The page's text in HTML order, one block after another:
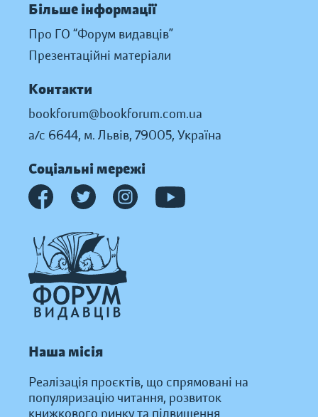
Більше інформації
Про ГО “Форум видавців”
Презентаційні матеріали
Контакти
bookforum@bookforum.com.ua
а/с 6644, м. Львів, 79005, Україна
Соціальні мережі
Наша місія
Реалізація проєктів, що спрямовані на
популяризацію читання, розвиток
книжкового ринку та підвищення